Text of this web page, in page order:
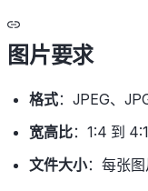
图片要求
格式：JPEG、
宽高比：1:4 到
文件大小：每张